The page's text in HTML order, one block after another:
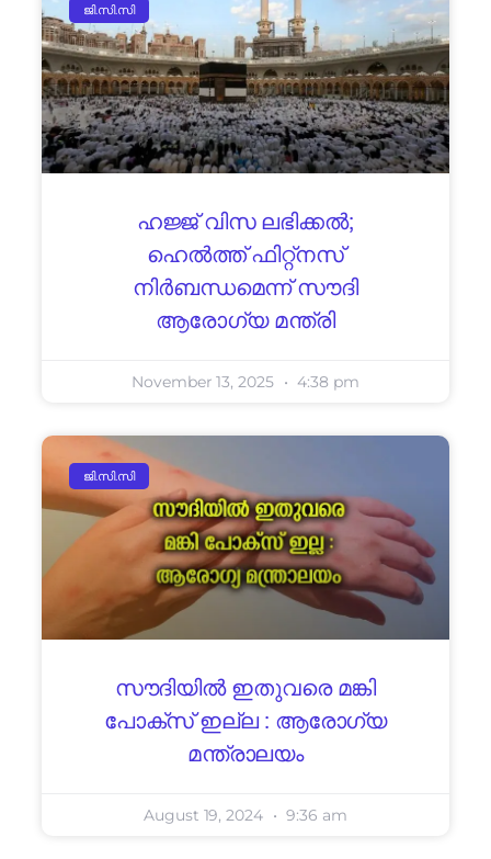
ജി.സി.സി
ഹജ്ജ് വിസ ലഭിക്കൽ;
ഹെൽത്ത് ഫിറ്റ്നസ്
നിർബന്ധമെന്ന് സൗദി
ആരോഗ്യ മന്ത്രി
November 13, 2025 4:38 pm
ജി.സി.സി
സൗദിയിൽ ഇതുവരെ മങ്കി
പോക്സ് ഇല്ല : ആരോഗ്യ
മന്ത്രാലയം
August 19, 2024 9:36 am